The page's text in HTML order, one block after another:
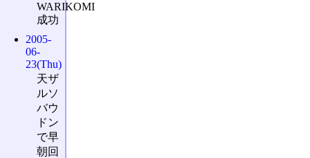
WARIKOMI
成功
2005-
06-
23(Thu)
天ザ
ルソ
バウ
ドン
で早
朝回